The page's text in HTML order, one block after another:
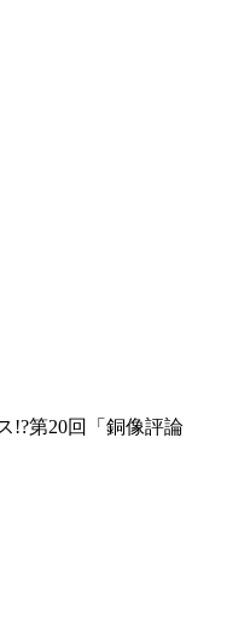
!?第20回「銅像評論